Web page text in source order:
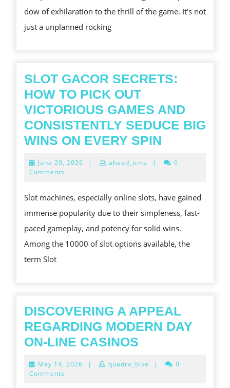
dow of exhilaration to the thrill of the game. It’s not
just a unplanned rocking
SLOT GACOR SECRETS:
HOW TO PICK OUT
VICTORIOUS GAMES AND
CONSISTENTLY SEDUCE BIG
WINS ON EVERY SPIN
TO
PICK
OUT
SEDUCE
BIG
EVERY
June 20, 2026 June
| ahead_time |
0
Comments
Slot machines, especially online slots, have gained
immense popularity due to their simpleness, fast-
paced gameplay, and potency for solid wins.
Among the 10000 of slot options available, the
term Slot
DISCOVERING A APPEAL
REGARDING MODERN DAY
ON-LINE CASINOS
APPEAL
May 14, 2026 May
| quadro_bike |
0
Comments